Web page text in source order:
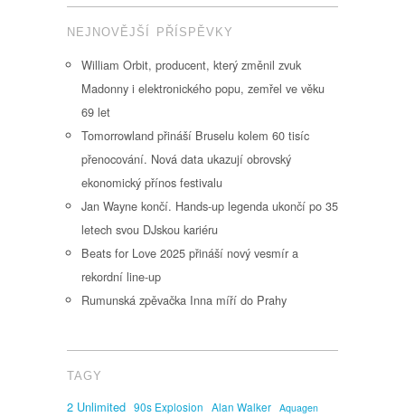
NEJNOVĚJŠÍ PŘÍSPĚVKY
William Orbit, producent, který změnil zvuk
Madonny i elektronického popu, zemřel ve věku
69 let
Tomorrowland přináší Bruselu kolem 60 tisíc
přenocování. Nová data ukazují obrovský
ekonomický přínos festivalu
Jan Wayne končí. Hands-up legenda ukončí po 35
letech svou DJskou kariéru
Beats for Love 2025 přináší nový vesmír a
rekordní line-up
Rumunská zpěvačka Inna míří do Prahy
TAGY
2 Unlimited 90s Explosion Alan Walker Aquagen